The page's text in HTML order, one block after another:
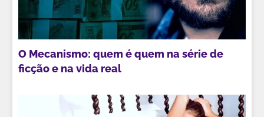
O Mecanismo: quem é quem na série de
ficção e na vida real